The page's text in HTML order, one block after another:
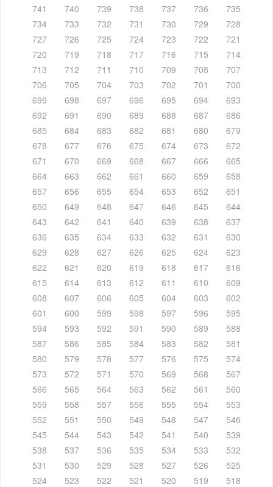
741
740 739 738 737 736
735
734
733 732 731 730 729
728
727
726 725 724 723 722
721
720
719 718 717 716 715
714
713
712 711 710 709 708
707
706
705 704 703 702 701
700
699
698 697 696 695 694
693
692
691 690 689 688 687
686
685
684 683 682 681 680
679
678
677 676 675 674 673
672
671
670 669 668 667 666
665
664
663 662 661 660 659
658
657
656 655 654 653 652
651
650
649 648 647 646 645
644
643
642 641 640 639 638
637
636
635 634 633 632 631
630
629
628 627 626 625 624
623
622
621 620 619 618 617
616
615
614 613 612 611 610
609
608
607 606 605 604 603
602
601
600 599 598 597 596
595
594
593 592 591 590 589
588
587
586 585 584 583 582
581
580
579 578 577 576 575
574
573
572 571 570 569 568
567
566
565 564 563 562 561
560
559
558 557 556 555 554
553
552
551 550 549 548 547
546
545
544 543 542 541 540
539
538
537 536 535 534 533
532
531
530 529 528 527 526
525
524
523 522 521 520 519
518